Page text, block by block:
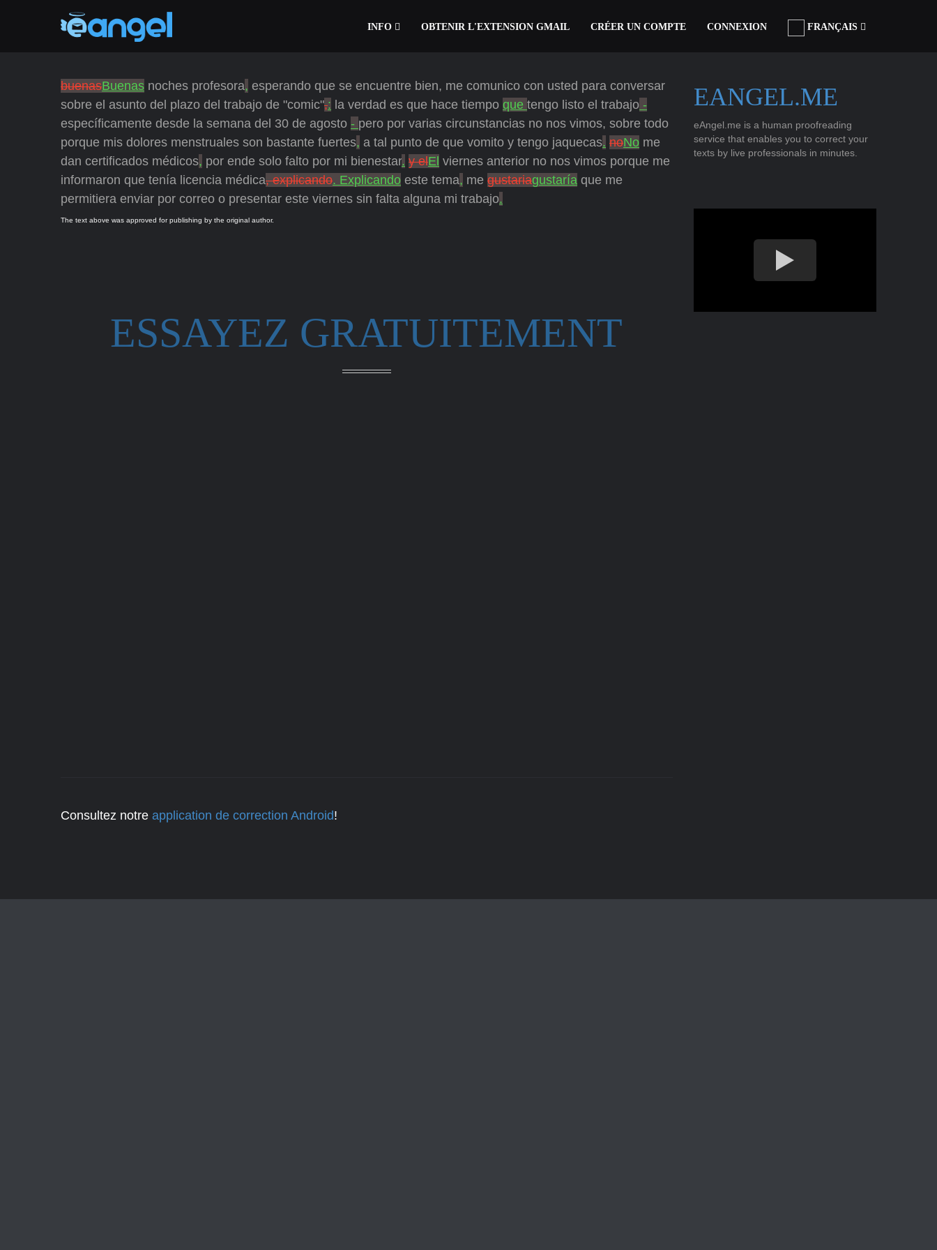
INFO OBTENIR L'EXTENSION GMAIL CRÉER UN COMPTE CONNEXION FRANÇAIS
buenasBuenas noches profesora, esperando que se encuentre bien, me comunico con usted para conversar
sobre el asunto del plazo del trabajo de "comic",: la verdad es que hace tiempo que tengo listo el trabajo -
específicamente desde la semana del 30 de agosto - pero por varias circunstancias no nos vimos, sobre todo
porque mis dolores menstruales son bastante fuertes, a tal punto de que vomito y tengo jaquecas. noNo me
dan certificados médicos, por ende solo falto por mi bienestar. y elEl viernes anterior no nos vimos porque me
informaron que tenía licencia médica, explicando. Explicando este tema, me gustariagustaría que me
permitiera enviar por correo o presentar este viernes sin falta alguna mi trabajo.
The text above was approved for publishing by the original author.
ESSAYEZ GRATUITEMENT
Consultez notre application de correction Android!
EANGEL.ME
eAngel.me is a human proofreading
service that enables you to correct your
texts by live professionals in minutes.